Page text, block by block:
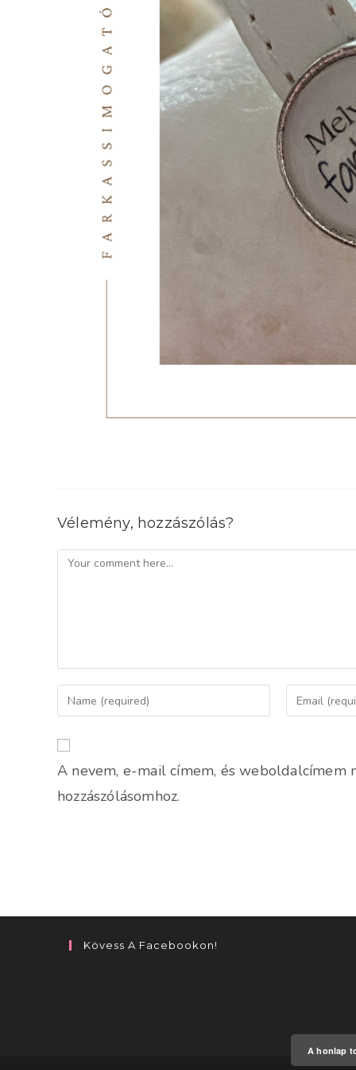
Vélemény, hozzászólás?
Comment
Enter
your
or
username
to
Enter
your
to
A nevem, e-mail címem, és weboldalcímem
hozzászólásomhoz.
Kövess A Facebookon!
A honlap